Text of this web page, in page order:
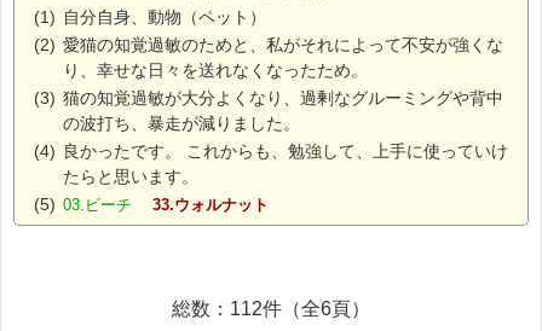
(1) 自分自身、動物（ペット）
(2) 愛猫の知覚過敏のためと、私がそれによって不安が強くな
り、幸せな日々を送れなくなったため。
(3) 猫の知覚過敏が大分よくなり、過剰なグルーミングや背中
の波打ち、暴走が減りました。
(4) 良かったです。 これからも、勉強して、上手に使っていけ
たらと思います。
(5) 03.ビーチ 33.ウォルナット
総数：112件（全6頁）